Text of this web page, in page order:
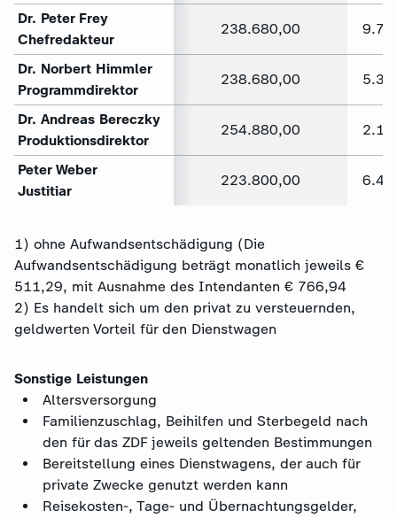
Dr. Peter Frey
Chefredakteur
238.680,00
Dr. Norbert Himmler
Programmdirektor
238.680,00
Dr. Andreas Bereczky
Produktionsdirektor
254.880,00
Peter Weber
Justitiar
223.800,00
1) ohne Aufwandsentschädigung (Die
Aufwandsentschädigung beträgt monatlich jeweils €
511,29, mit Ausnahme des Intendanten € 766,94
2) Es handelt sich um den privat zu versteuernden,
geldwerten Vorteil für den Dienstwagen
Sonstige Leistungen
Altersversorgung
Familienzuschlag, Beihilfen und Sterbegeld nach
den für das ZDF jeweils geltenden Bestimmungen
Bereitstellung eines Dienstwagens, der auch für
private Zwecke genutzt werden kann
Reisekosten-, Tage- und Übernachtungsgelder,